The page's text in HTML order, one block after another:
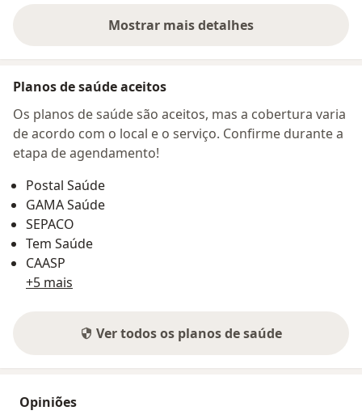
Mostrar mais detalhes
sobre o endereço
Planos de saúde aceitos
Os planos de saúde são aceitos, mas a cobertura varia
de acordo com o local e o serviço. Confirme durante a
etapa de agendamento!
Postal Saúde
GAMA Saúde
SEPACO
Tem Saúde
CAASP
+5 mais
Ver todos os planos de saúde
Opiniões